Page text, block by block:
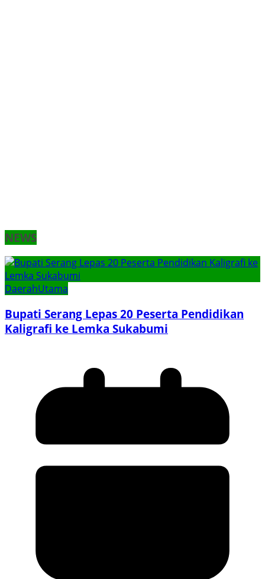
NEWS
DaerahUtama
Bupati Serang Lepas 20 Peserta Pendidikan
Kaligrafi ke Lemka Sukabumi